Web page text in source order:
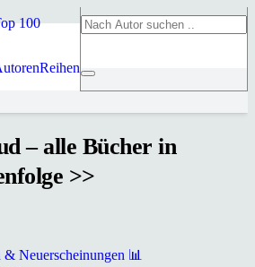
100
Reihen
– alle Bücher in
>>
Neuerscheinungen 📊